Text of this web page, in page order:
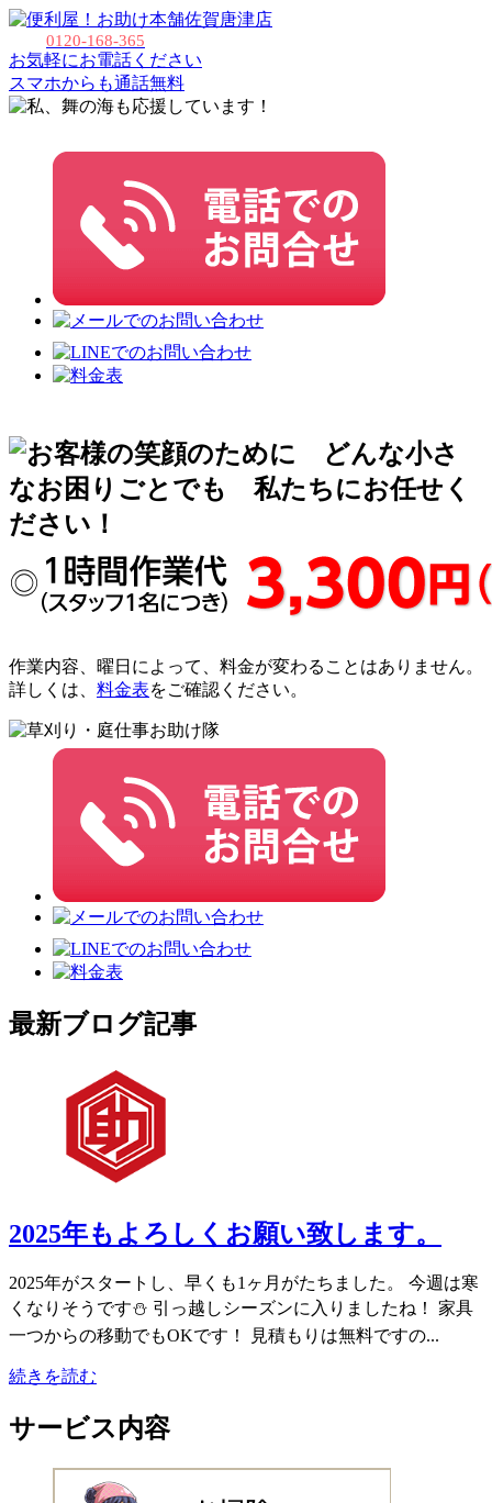
佐賀唐津店
0120-168-365
お気軽にお電話ください
スマホからも通話無料
作業内容、曜日によって、料金が変わることはありません。
詳しくは、 料金表をご確認ください。
最新ブログ記事
2025年もよろしくお願い致します。
2025年がスタートし、早くも1ヶ月がたちました。 今週は寒
くなりそうです⛄️ 引っ越しシーズンに入りましたね！ 家具
一つからの移動でもOKです！ 見積もりは無料ですの...
続きを読む
サービス内容